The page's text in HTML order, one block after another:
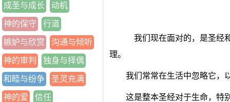
成圣与成长 动机
神的保守 行道
嫉妒与欣赏 沟通与倾听
神的审判 独身与择偶
和睦与纷争 圣灵充满
神的爱 信任
我们现在面对的，是圣经
理。
我们常常在生活中忽略它，
这是整本圣经对于生命，特